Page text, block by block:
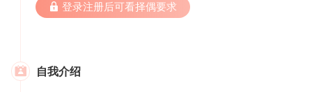
 登录注册后可看择偶要求
 自我介绍